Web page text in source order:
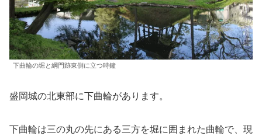
下曲輪の堀と綱門跡東側に立つ時鐘
盛岡城の北東部に下曲輪があります。
下曲輪は三の丸の先にある三方を堀に囲まれた曲輪で、現